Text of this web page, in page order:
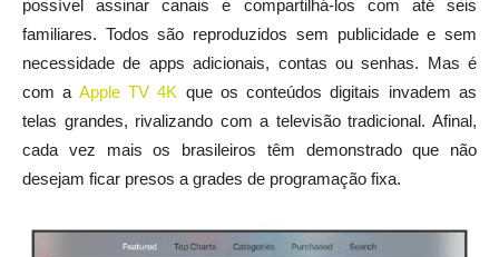
possível assinar canais e compartilhá-los com até seis
familiares. Todos são reproduzidos sem publicidade e sem
necessidade de apps adicionais, contas ou senhas. Mas é
com a Apple TV 4K que os conteúdos digitais invadem as
telas grandes, rivalizando com a televisão tradicional. Afinal,
cada vez mais os brasileiros têm demonstrado que não
desejam ficar presos a grades de programação fixa.